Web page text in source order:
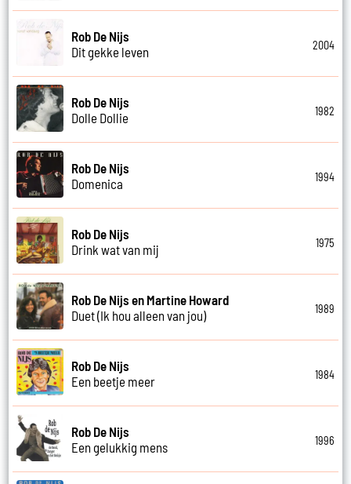
Rob De Nijs
Dit gekke leven
2004
Rob De Nijs
Dolle Dollie
1982
Rob De Nijs
Domenica
1994
Rob De Nijs
Drink wat van mij
1975
Rob De Nijs en Martine Howard
Duet (Ik hou alleen van jou)
1989
Rob De Nijs
Een beetje meer
1984
Rob De Nijs
Een gelukkig mens
1996